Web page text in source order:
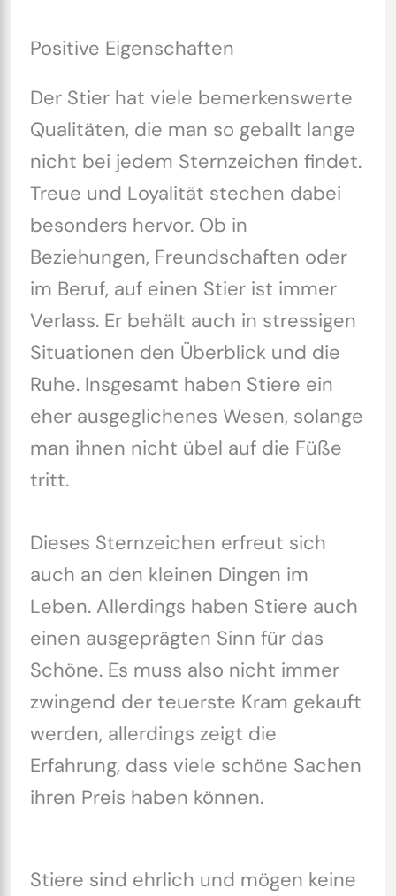
Positive Eigenschaften
Der Stier hat viele bemerkenswerte
Qualitäten, die man so geballt lange
nicht bei jedem Sternzeichen findet.
Treue und Loyalität stechen dabei
besonders hervor. Ob in
Beziehungen, Freundschaften oder
im Beruf, auf einen Stier ist immer
Verlass. Er behält auch in stressigen
Situationen den Überblick und die
Ruhe. Insgesamt haben Stiere ein
eher ausgeglichenes Wesen, solange
man ihnen nicht übel auf die Füße
tritt.
Dieses Sternzeichen erfreut sich
auch an den kleinen Dingen im
Leben. Allerdings haben Stiere auch
einen ausgeprägten Sinn für das
Schöne. Es muss also nicht immer
zwingend der teuerste Kram gekauft
werden, allerdings zeigt die
Erfahrung, dass viele schöne Sachen
ihren Preis haben können.
Stiere sind ehrlich und mögen keine